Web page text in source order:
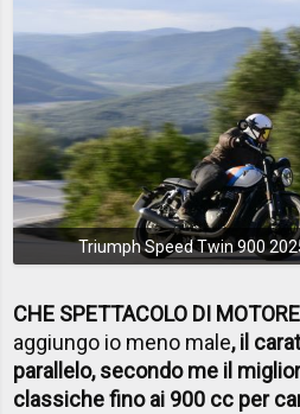
Triumph Speed Twin 900
CHE SPETTACOLO DI MOTORE
aggiungo io meno male, il
parallelo, secondo me il
classiche fino ai 900 cc per